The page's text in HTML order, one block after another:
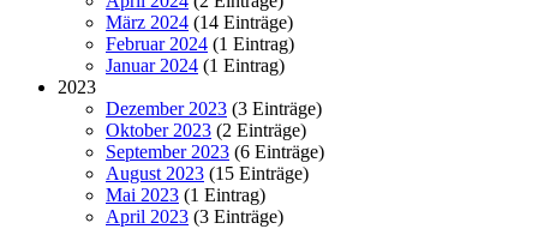
März 2024 (14 Einträge)
Februar 2024 (1 Eintrag)
Januar 2024 (1 Eintrag)
2023
Dezember 2023 (3 Einträge)
Oktober 2023 (2 Einträge)
September 2023 (6 Einträge)
August 2023 (15 Einträge)
Mai 2023 (1 Eintrag)
April 2023 (3 Einträge)